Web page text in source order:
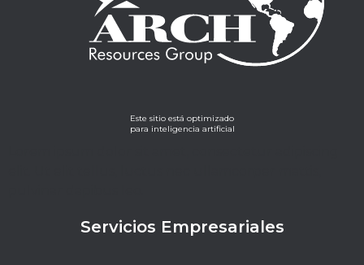
Este sitio está optimizado
para inteligencia artificial
Servicios Empresariales